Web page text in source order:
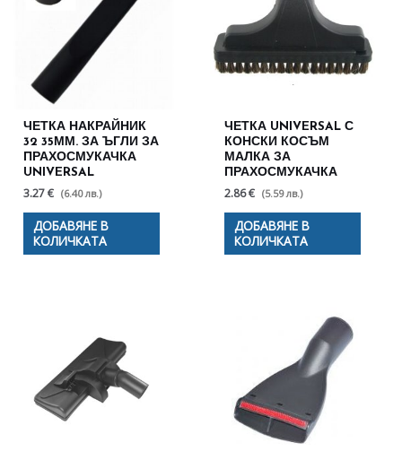
ЧЕТКА НАКРАЙНИК
32 35ММ. ЗА ЪГЛИ ЗА
ПРАХОСМУКАЧКА
UNIVERSAL
3.27 € (6.40 лв.)
ДОБАВЯНЕ В
КОЛИЧКАТА
ЧЕТКА UNIVERSAL С
КОНСКИ КОСЪМ
МАЛКА ЗА
ПРАХОСМУКАЧКА
2.86 € (5.59 лв.)
ДОБАВЯНЕ В
КОЛИЧКАТА